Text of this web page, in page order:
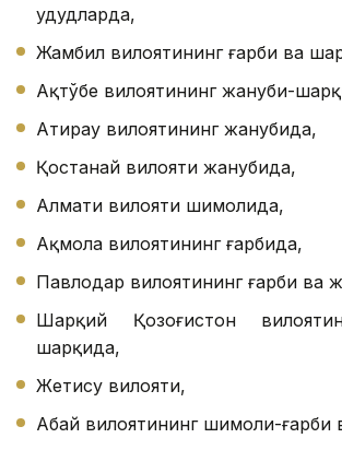
ҳудудларда,
Жамбил вилоятининг ғарби ва
Ақтўбе вилоятининг жануби-
Атирау вилоятининг жанубида,
Қостанай вилояти жанубида,
Алмати вилояти шимолида,
Ақмола вилоятининг ғарбида,
Павлодар вилоятининг ғарби ва
Шарқий Қозоғистон
шарқида,
Жетису вилояти,
Абай вилоятининг шимоли-ғарби